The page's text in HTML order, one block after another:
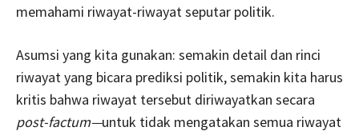
memahami riwayat-riwayat seputar politik.
Asumsi yang kita gunakan: semakin detail dan rinci
riwayat yang bicara prediksi politik, semakin kita harus
kritis bahwa riwayat tersebut diriwayatkan secara
post-factum—untuk tidak mengatakan semua riwayat